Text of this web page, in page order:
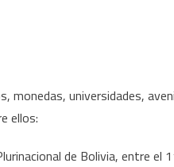
monedas, universidades,
ellos:
de Bolivia, entre el